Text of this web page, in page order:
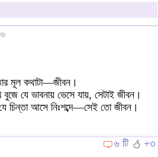
মূল কথাটা—জীবন।
বুজে যে ভাবনায় ভেসে যায়, সেটাই জীবন।
চিন্তা আসে নিঃশব্দে—সেই তো জীবন।
৬ টি
+৩